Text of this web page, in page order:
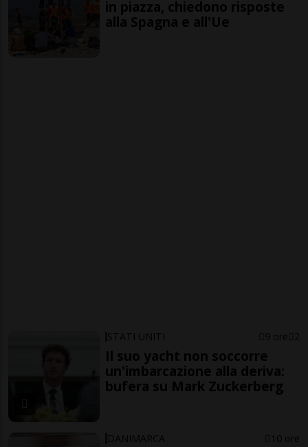
in piazza, chiedono risposte
alla Spagna e all'Ue
STATI UNITI 9 ore 2
Il suo yacht non soccorre
un'imbarcazione alla deriva:
bufera su Mark Zuckerberg
DANIMARCA 10 ore